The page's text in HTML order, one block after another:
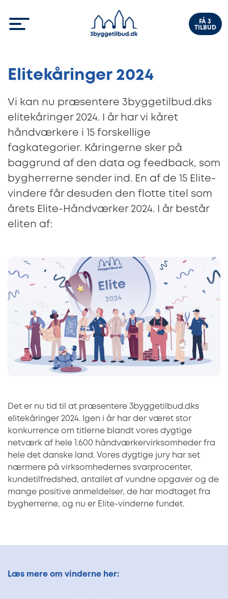
FÅ 3
TILBUD
Elitekåringer 2024
Vi kan nu præsentere 3byggetilbud.dks
elitekåringer 2024. I år har vi kåret
håndværkere i 15 forskellige
fagkategorier. Kåringerne sker på
baggrund af den data og feedback, som
bygherrerne sender ind. En af de 15 Elite-
vindere får desuden den flotte titel som
årets Elite-Håndværker 2024. I år består
eliten af:
Det er nu tid til at præsentere 3byggetilbud.dks
elitekåringer 2024. Igen i år har der været stor
konkurrence om titlerne blandt vores dygtige
netværk af hele 1.600 håndværkervirksomheder fra
hele det danske land. Vores dygtige jury har set
nærmere på virksomhedernes svarprocenter,
kundetilfredshed, antallet af vundne opgaver og de
mange positive anmeldelser, de har modtaget fra
bygherrerne, og nu er Elite-vinderne fundet.
Læs mere om vinderne her: